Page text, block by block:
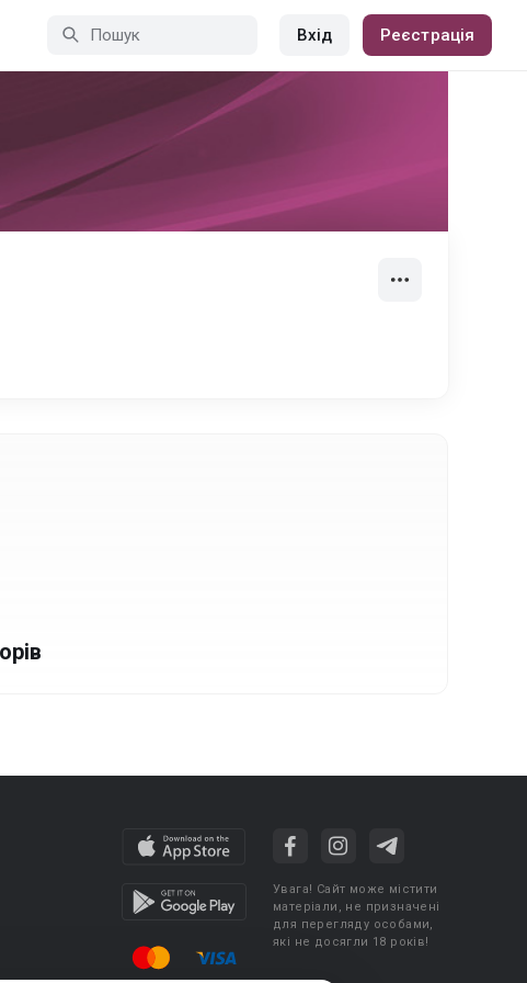
Вхід Реєстрація
Увага! Сайт може містити
матеріали, не призначені
для перегляду особами,
які не досягли 18 років!